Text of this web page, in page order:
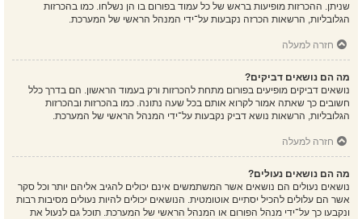
שניתן. ההכרזות מופיעות בראש של כל עמוד בפורום בו הן נשלחו. כמו בהכרזות
הגלובליות, הרשאות הכרזה נקבעות על־ידי המנהל הראשי של המערכת.
חזרה למעלה
מה הם נושאים דביקים?
נושאים דביקים מופיעים בפורום מתחת להכרזות ורק בעמוד הראשון. הם בדרך כלל
חשובים כך שאתה אמור לקרוא אותם בכל שעה נתונה. כמו בהכרזות ובהכרזות
הגלובליות, הרשאות נושא דביק נקבעות על־ידי המנהל הראשי של המערכת.
חזרה למעלה
מה הם נושאים נעולים?
נושאים נעולים הם נושאים אשר המשתמשים אינם יכולים להגיב אליהם יותר וכל סקר
אשר הם עלולים להכיל יסתיים אוטומטית. הנושאים יכולים להיות נעולים מסיבות רבות
ונקבעו כך על־ידי מנהל הפורום או המנהל הראשי של המערכת. תוכל גם לנעול את